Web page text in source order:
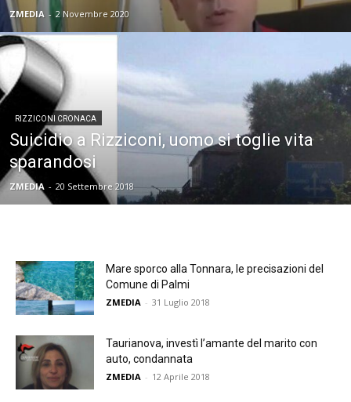
ZMEDIA - 2 Novembre 2020
RIZZICONI CRONACA
Suicidio a Rizziconi, uomo si toglie vita
sparandosi
ZMEDIA - 20 Settembre 2018
Mare sporco alla Tonnara, le precisazioni del
Comune di Palmi
ZMEDIA - 31 Luglio 2018
Taurianova, investì l’amante del marito con
auto, condannata
ZMEDIA - 12 Aprile 2018